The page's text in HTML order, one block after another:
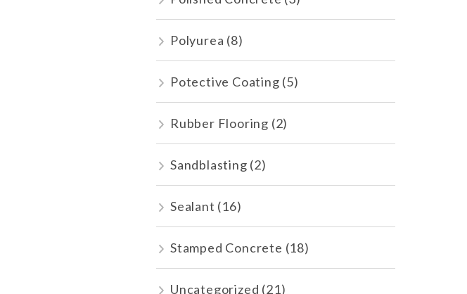
Polyurea (8)
Potective Coating (5)
Rubber Flooring (2)
Sandblasting (2)
Sealant (16)
Stamped Concrete (18)
Uncategorized (21)